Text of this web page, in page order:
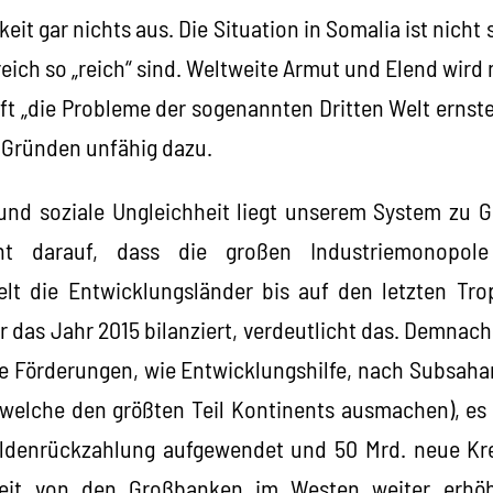
gar nichts aus. Die Situation in Somalia ist nicht
so „reich“ sind. Weltweite Armut und Elend
„die Probleme der sogenannten Dritten Welt
unfähig dazu.
soziale Ungleichheit liegt unserem System zu
darauf, dass die großen
die Entwicklungsländer bis auf den letzten
Jahr 2015 bilanziert, verdeutlicht das.
Förderungen, wie Entwicklungshilfe, nach
den größten Teil Kontinents ausmachen),
aufgewendet und 50 Mrd. neue